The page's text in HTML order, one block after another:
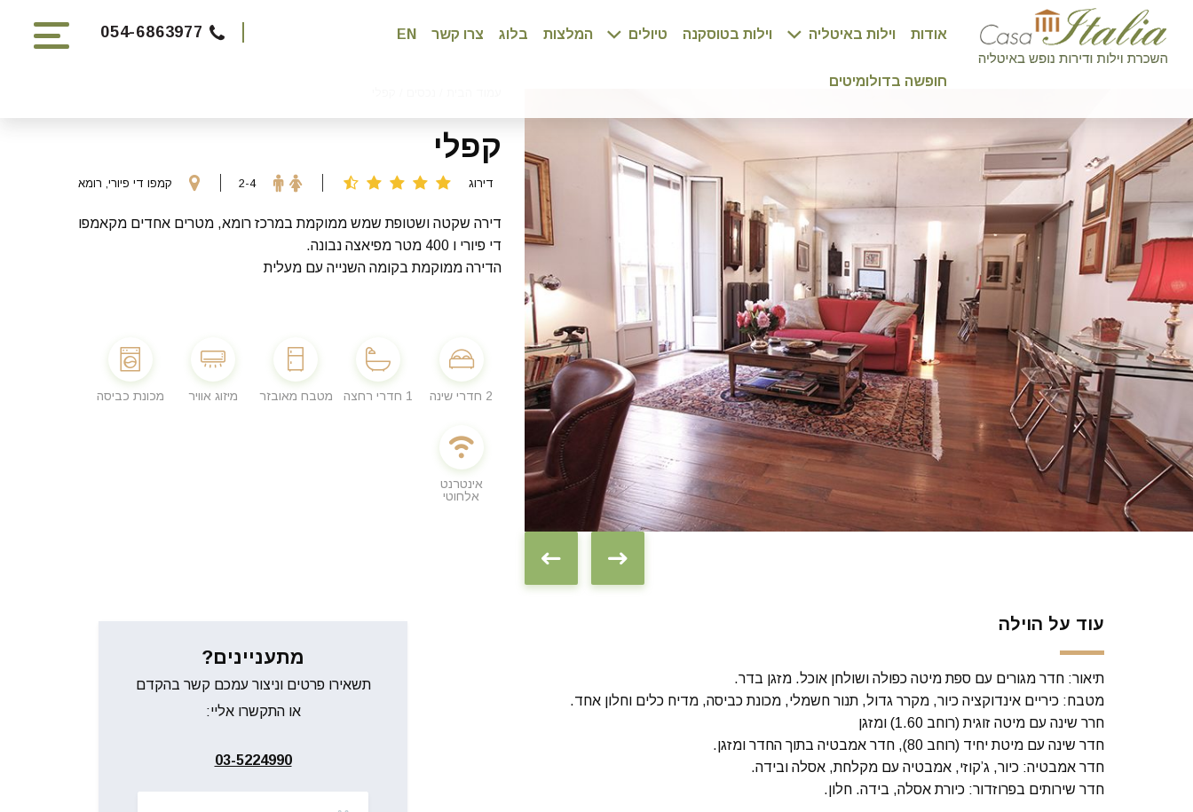
אודות וילות באיטליה וילות בטוסקנה טיולים המלצות בלוג צרו קשר EN
חופשה בדולומיטים
054-6863977
קפלי
דירוג 2-4 קמפו די פיורי, רומא
דירה שקטה ושטופת שמש ממוקמת במרכז רומא, מטרים אחדים מקאמפו
די פיורי ו 400 מטר מפיאצה נבונה.
הדירה ממוקמת בקומה השנייה עם מעלית
2 חדרי שינה 1 חדרי רחצה מטבח מאובזר מיזוג אוויר מכונת כביסה
אינטרנט
אלחוטי
עוד על הוילה
תיאור: חדר מגורים עם ספת מיטה כפולה ושולחן אוכל. מזגן בדר.
מטבח: כיריים אינדוקציה כיור, מקרר גדול, תנור חשמלי, מכונת כביסה, מדיח כלים וחלון אחד.
חרר שינה עם מיטה זוגית (רוחב 1.60) ומזגן
חדר שינה עם מיטת יחיד (רוחב 80), חדר אמבטיה בתוך החדר ומזגן.
חדר אמבטיה: כיור, ג’קוזי, אמבטיה עם מקלחת, אסלה ובידה.
חדר שירותים בפרוזדור: כיורת אסלה, בידה. חלון.
מתעניינים?
תשאירו פרטים וניצור עמכם קשר בהקדם
או התקשרו אליי:
03-5224990